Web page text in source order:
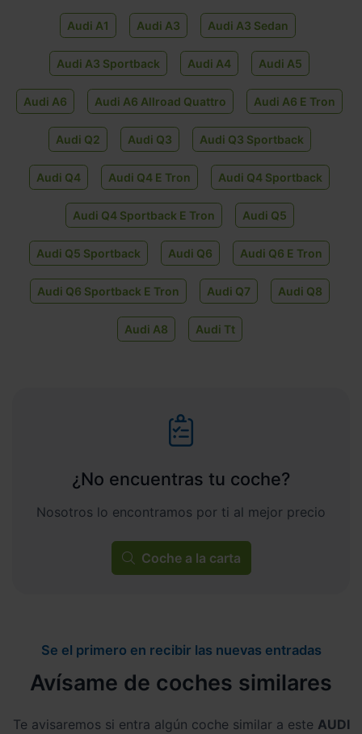
Audi A1 Audi A3 Audi A3 Sedan
Audi A3 Sportback Audi A4 Audi A5
Audi A6 Audi A6 Allroad Quattro Audi A6 E Tron
Audi Q2 Audi Q3 Audi Q3 Sportback
Audi Q4 Audi Q4 E Tron Audi Q4 Sportback
Audi Q4 Sportback E Tron Audi Q5
Audi Q5 Sportback Audi Q6 Audi Q6 E Tron
Audi Q6 Sportback E Tron Audi Q7 Audi Q8
Audi A8 Audi Tt
¿No encuentras tu coche?
Nosotros lo encontramos por ti al mejor precio
Coche a la carta
Se el primero en recibir las nuevas entradas
Avísame de coches similares
Te avisaremos si entra algún coche similar a este AUDI